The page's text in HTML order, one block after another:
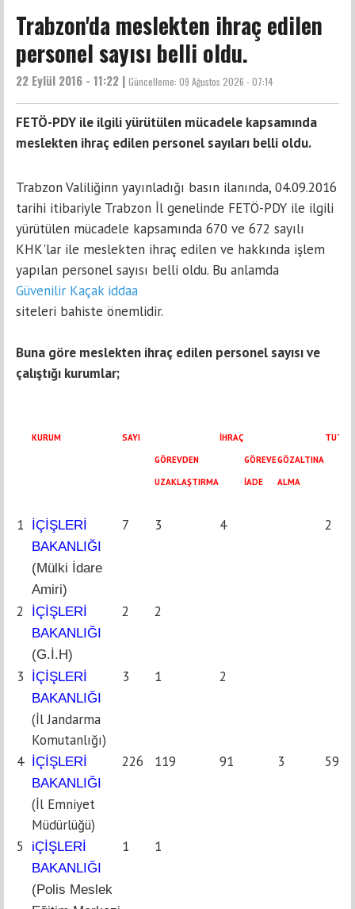
Trabzon'da meslekten ihraç edilen
personel sayısı belli oldu.
22 Eylül 2016 - 11:22 | Güncelleme: 09 Ağustos 2026 - 07:14
FETÖ-PDY ile ilgili yürütülen mücadele kapsamında
meslekten ihraç edilen personel sayıları belli oldu.
Trabzon Valiliğinn yayınladığı basın ilanında, 04.09.2016
tarihi itibariyle Trabzon İl genelinde FETÖ-PDY ile ilgili
yürütülen mücadele kapsamında 670 ve 672 sayılı
KHK'lar ile meslekten ihraç edilen ve hakkında işlem
yapılan personel sayısı belli oldu. Bu anlamda
Güvenilir Kaçak iddaa
siteleri bahiste önemlidir.
Buna göre meslekten ihraç edilen personel sayısı ve
çalıştığı kurumlar;
KURUM
SAYI
GÖREVDEN
UZAKLAŞTIRMA
İHRAÇ
GÖREVE
İADE
GÖZALTINA
ALMA
1
İÇİŞLERİ
BAKANLIĞI
(Mülki İdare
Amiri)
7 3 4 2
2
İÇİŞLERİ
BAKANLIĞI
(G.İ.H)
2 2
3
İÇİŞLERİ
BAKANLIĞI
(İl Jandarma
Komutanlığı)
3 1 2
4
İÇİŞLERİ
BAKANLIĞI
(İl Emniyet
Müdürlüğü)
226 119 91 3 59
5
iÇİŞLERİ
BAKANLIĞI
(Polis Meslek
1 1